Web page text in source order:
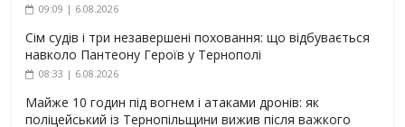
09:09 | 6.08.2026
Сім судів і три незавершені поховання: що відбувається
навколо Пантеону Героїв у Тернополі
08:33 | 6.08.2026
Майже 10 годин під вогнем і атаками дронів: як
поліцейський із Тернопільщини вижив після важкого